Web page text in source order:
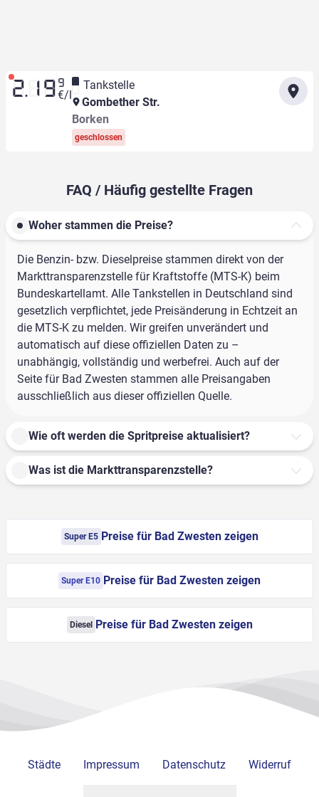
2.19 9
€/l
Tankstelle
Gombether Str.
Borken
geschlossen
FAQ / Häufig gestellte Fragen
Woher stammen die Preise?
Die Benzin- bzw. Dieselpreise stammen direkt von der
Markttransparenzstelle für Kraftstoffe (MTS-K) beim
Bundeskartellamt. Alle Tankstellen in Deutschland sind
gesetzlich verpflichtet, jede Preisänderung in Echtzeit an
die MTS-K zu melden. Wir greifen unverändert und
automatisch auf diese offiziellen Daten zu –
unabhängig, vollständig und werbefrei. Auch auf der
Seite für Bad Zwesten stammen alle Preisangaben
ausschließlich aus dieser offiziellen Quelle.
Wie oft werden die Spritpreise aktualisiert?
Was ist die Markttransparenzstelle?
Super E5 Preise für Bad Zwesten zeigen
Super E10 Preise für Bad Zwesten zeigen
Diesel Preise für Bad Zwesten zeigen
Städte Impressum Datenschutz Widerruf